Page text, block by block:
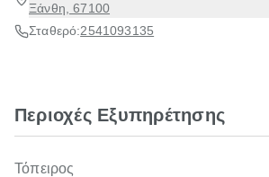
Ξάνθη, 67100
Σταθερό:2541093135
Περιοχές Εξυπηρέτησης
Τόπειρος